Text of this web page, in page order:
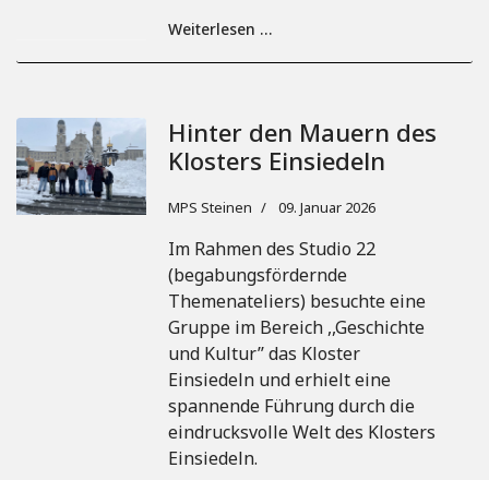
Weiterlesen …
Hinter den Mauern des
Klosters Einsiedeln
MPS Steinen 09. Januar 2026
Im Rahmen des Studio 22
(begabungsfördernde
Themenateliers) besuchte eine
Gruppe im Bereich ,,Geschichte
und Kultur’’ das Kloster
Einsiedeln und erhielt eine
spannende Führung durch die
eindrucksvolle Welt des Klosters
Einsiedeln.